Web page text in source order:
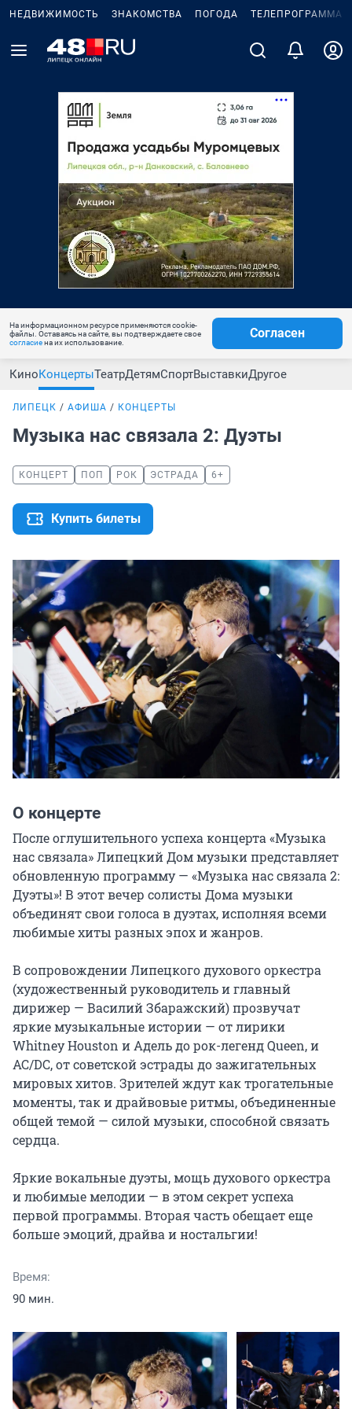
НЕДВИЖИМОСТЬ ЗНАКОМСТВА ПОГОДА ТЕЛЕПРОГРАММА
На информационном ресурсе применяются cookie-
файлы. Оставаясь на сайте, вы подтверждаете свое
согласиена их использование.
Согласен
КиноКонцертыТеатрДетямСпортВыставкиДругое
ЛИПЕЦК АФИША КОНЦЕРТЫ
Музыка нас связала 2: Дуэты
КОНЦЕРТ ПОП РОК ЭСТРАДА 6+
Купить билеты
О концерте
После оглушительного успеха концерта «Музыка
нас связала» Липецкий Дом музыки представляет
обновленную программу — «Музыка нас связала 2:
Дуэты»! В этот вечер солисты Дома музыки
объединят свои голоса в дуэтах, исполняя всеми
любимые хиты разных эпох и жанров.
В сопровождении Липецкого духового оркестра
(художественный руководитель и главный
дирижер — Василий Збаражский) прозвучат
яркие музыкальные истории — от лирики
Whitney Houston и Адель до рок-легенд Queen, и
AC/DC, от советской эстрады до зажигательных
мировых хитов. Зрителей ждут как трогательные
моменты, так и драйвовые ритмы, объединенные
общей темой — силой музыки, способной связать
сердца.
Яркие вокальные дуэты, мощь духового оркестра
и любимые мелодии — в этом секрет успеха
первой программы. Вторая часть обещает еще
больше эмоций, драйва и ностальгии!
Время:
90 мин.